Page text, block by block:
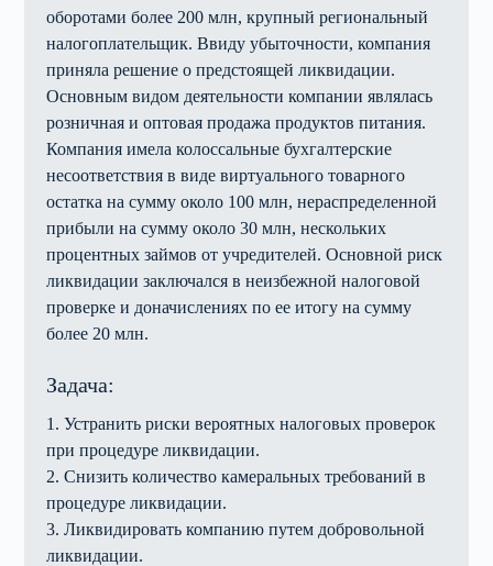
оборотами более 200 млн, крупный региональный
налогоплательщик. Ввиду убыточности, компания
приняла решение о предстоящей ликвидации.
Основным видом деятельности компании являлась
розничная и оптовая продажа продуктов питания.
Компания имела колоссальные бухгалтерские
несоответствия в виде виртуального товарного
остатка на сумму около 100 млн, нераспределенной
прибыли на сумму около 30 млн, нескольких
процентных займов от учредителей. Основной риск
ликвидации заключался в неизбежной налоговой
проверке и доначислениях по ее итогу на сумму
более 20 млн.
Задача:
1. Устранить риски вероятных налоговых проверок
при процедуре ликвидации.
2. Снизить количество камеральных требований в
процедуре ликвидации.
3. Ликвидировать компанию путем добровольной
ликвидации.